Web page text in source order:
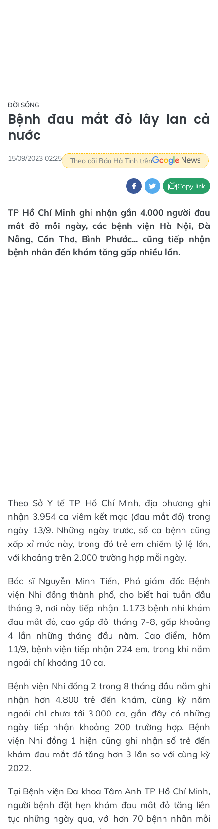
ĐỜI SỐNG
Bệnh đau mắt đỏ lây lan cả
nước
15/09/2023 02:25 Theo dõi Báo Hà Tĩnh trên
Copy link
TP Hồ Chí Minh ghi nhận gần 4.000 người đau
mắt đỏ mỗi ngày, các bệnh viện Hà Nội, Đà
Nẵng, Cần Thơ, Bình Phước... cũng tiếp nhận
bệnh nhân đến khám tăng gấp nhiều lần.
Theo Sở Y tế TP Hồ Chí Minh, địa phương ghi
nhận 3.954 ca viêm kết mạc (đau mắt đỏ) trong
ngày 13/9. Những ngày trước, số ca bệnh cũng
xấp xỉ mức này, trong đó trẻ em chiếm tỷ lệ lớn,
với khoảng trên 2.000 trường hợp mỗi ngày.
Bác sĩ Nguyễn Minh Tiến, Phó giám đốc Bệnh
viện Nhi đồng thành phố, cho biết hai tuần đầu
tháng 9, nơi này tiếp nhận 1.173 bệnh nhi khám
đau mắt đỏ, cao gấp đôi tháng 7-8, gấp khoảng
4 lần những tháng đầu năm. Cao điểm, hôm
11/9, bệnh viện tiếp nhận 224 em, trong khi năm
ngoái chỉ khoảng 10 ca.
Bệnh viện Nhi đồng 2 trong 8 tháng đầu năm ghi
nhận hơn 4.800 trẻ đến khám, cùng kỳ năm
ngoái chỉ chưa tới 3.000 ca, gần đây có những
ngày tiếp nhận khoảng 200 trường hợp. Bệnh
viện Nhi đồng 1 hiện cũng ghi nhận số trẻ đến
khám đau mắt đỏ tăng hơn 3 lần so với cùng kỳ
2022.
Tại Bệnh viện Đa khoa Tâm Anh TP Hồ Chí Minh,
người bệnh đặt hẹn khám đau mắt đỏ tăng liên
tục những ngày qua, với hơn 70 bệnh nhân mỗi